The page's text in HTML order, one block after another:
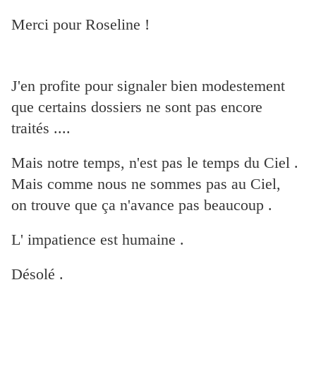
Merci pour Roseline !
J'en profite pour signaler bien modestement
que certains dossiers ne sont pas encore
traités ....
Mais notre temps, n'est pas le temps du Ciel .
Mais comme nous ne sommes pas au Ciel,
on trouve que ça n'avance pas beaucoup .
L' impatience est humaine .
Désolé .